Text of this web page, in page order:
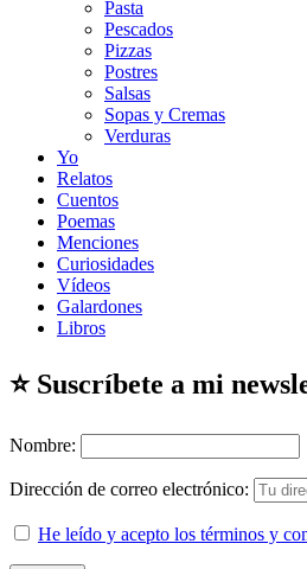
Pasta
Pescados
Pizzas
Postres
Salsas
Sopas y Cremas
Verduras
Yo
Relatos
Cuentos
Poemas
Menciones
Curiosidades
Vídeos
Galardones
Libros
⭐ Suscríbete a mi
Nombre:
Dirección de correo electrónico:
He leído y acepto los términos y